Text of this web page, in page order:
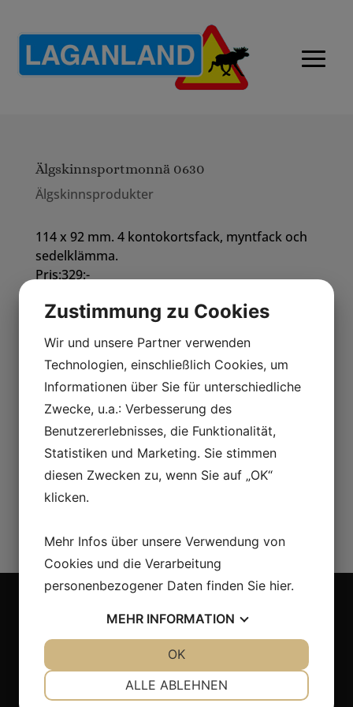
Älgskinnsportmonnä 0630
Älgskinnsprodukter
114 x 92 mm. 4 kontokortsfack, myntfack och
sedelklämma.
Pris:329:-
Adresse
Laganland Sweden Shop, E4:an
Laganvägen 10
Zustimmung zu Cookies
Wir und unsere Partner verwenden
Technologien, einschließlich Cookies, um
Informationen über Sie für unterschiedliche
Zwecke, u.a.: Verbesserung des
Benutzererlebnisses, die Funktionalität,
Statistiken und Marketing. Sie stimmen
diesen Zwecken zu, wenn Sie auf „OK“
klicken.
Mehr Infos über unsere Verwendung von
Cookies und die Verarbeitung
personenbezogener Daten finden Sie hier.
MEHR INFORMATION
ALLE ABLEHNEN
OK